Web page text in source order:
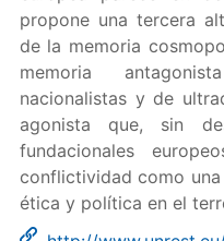
propone una tercera
de la memoria
memoria
nacionalistas y de
agonista que, sin
fundacionales
conflictividad como
ética y política en el